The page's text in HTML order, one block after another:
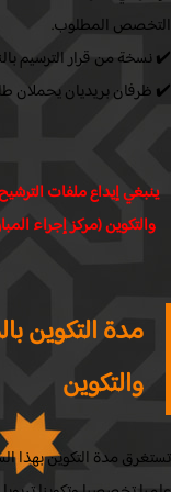
المطلوب.
من قرار الترسيم
بريديان يحملان طابع
إيداع ملفات الترشيح
(مركز إجراء المباراة)
مدة التكوين
والتكوين
مدة التكوين بهذا